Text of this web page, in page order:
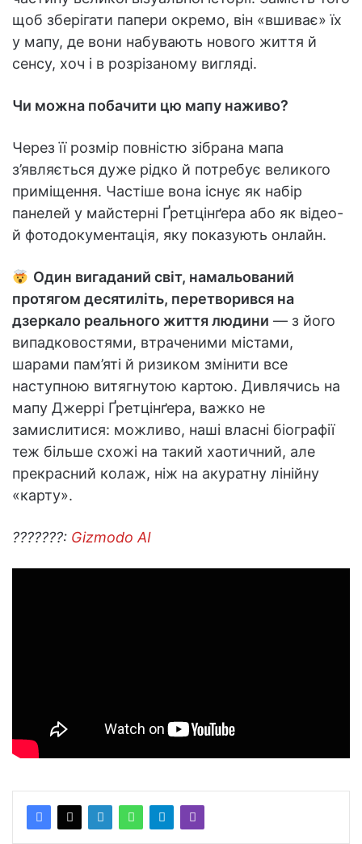
щоб зберігати папери окремо, він «вшиває» їх
у мапу, де вони набувають нового життя й
сенсу, хоч і в розрізаному вигляді.
Чи можна побачити цю мапу наживо?
Через її розмір повністю зібрана мапа
з’являється дуже рідко й потребує великого
приміщення. Частіше вона існує як набір
панелей у майстерні Ґретцінґера або як відео-
й фотодокументація, яку показують онлайн.
Один вигаданий світ, намальований
протягом десятиліть, перетворився на
дзеркало реального життя людини — з його
випадковостями, втраченими містами,
шарами пам’яті й ризиком змінити все
наступною витягнутою картою. Дивлячись на
мапу Джеррі Ґретцінґера, важко не
замислитися: можливо, наші власні біографії
теж більше схожі на такий хаотичний, але
прекрасний колаж, ніж на акуратну лінійну
«карту».
???????: Gizmodo AI